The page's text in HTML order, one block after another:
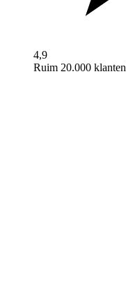
4,9
Ruim 20.000 klanten